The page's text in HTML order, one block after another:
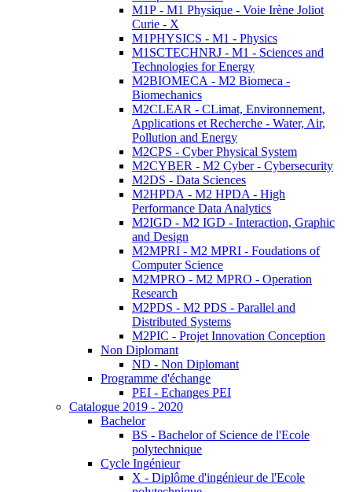
M1P - M1 Physique - Voie Irène Joliot
Curie - X
M1PHYSICS - M1 - Physics
M1SCTECHNRJ - M1 - Sciences and
Technologies for Energy
M2BIOMECA - M2 Biomeca -
Biomechanics
M2CLEAR - CLimat, Environnement,
Applications et Recherche - Water, Air,
Pollution and Energy
M2CPS - Cyber Physical System
M2CYBER - M2 Cyber - Cybersecurity
M2DS - Data Sciences
M2HPDA - M2 HPDA - High
Performance Data Analytics
M2IGD - M2 IGD - Interaction, Graphic
and Design
M2MPRI - M2 MPRI - Foudations of
Computer Science
M2MPRO - M2 MPRO - Operation
Research
M2PDS - M2 PDS - Parallel and
Distributed Systems
M2PIC - Projet Innovation Conception
Non Diplomant
ND - Non Diplomant
Programme d'échange
PEI - Echanges PEI
Catalogue 2019 - 2020
Bachelor
BS - Bachelor of Science de l'Ecole
polytechnique
Cycle Ingénieur
X - Diplôme d'ingénieur de l'Ecole